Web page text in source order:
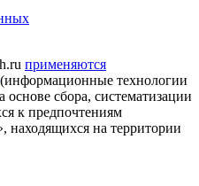
применяются
(информационные технологии
сбора, систематизации
к предпочтениям
находящихся на территории